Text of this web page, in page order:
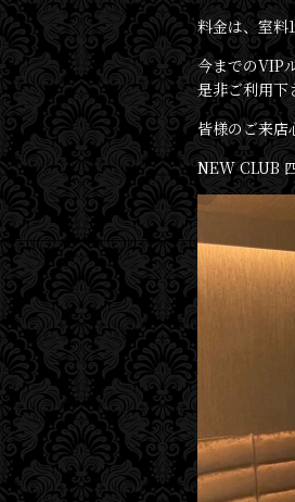
料金は、室料
今までのVIP
是非ご利用下
皆様のご来店
NEW CLUB